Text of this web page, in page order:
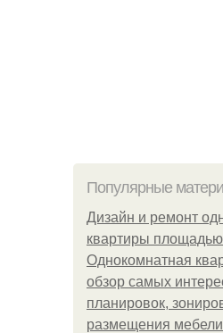
Популярные
Дизайн и ремонт
квартиры площадью
Однокомнатная
обзор самых
планировок,
размещения